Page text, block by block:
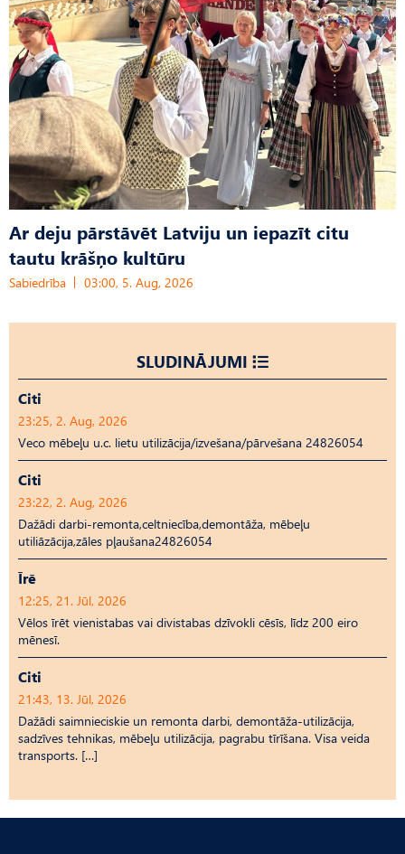
Ar deju pārstāvēt Latviju un iepazīt citu
tautu krāšņo kultūru
Sabiedrība 03:00, 5. Aug, 2026
SLUDINĀJUMI
Citi
23:25, 2. Aug, 2026
Veco mēbeļu u.c. lietu utilizācija/izvešana/pārvešana 24826054
Citi
23:22, 2. Aug, 2026
Dažādi darbi-remonta,celtniecība,demontāža, mēbeļu
utiliāzācija,zāles pļaušana24826054
Īrē
12:25, 21. Jūl, 2026
Vēlos īrēt vienistabas vai divistabas dzīvokli cēsīs, līdz 200 eiro
mēnesī.
Citi
21:43, 13. Jūl, 2026
Dažādi saimnieciskie un remonta darbi, demontāža-utilizācija,
sadzīves tehnikas, mēbeļu utilizācija, pagrabu tīrīšana. Visa veida
transports. […]